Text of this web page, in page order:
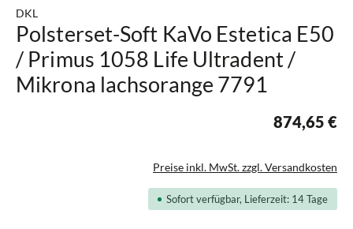
DKL
Polsterset-Soft KaVo Estetica E50
/ Primus 1058 Life Ultradent /
Mikrona lachsorange 7791
874,65 €
Preise inkl. MwSt. zzgl. Versandkosten
Sofort verfügbar, Lieferzeit: 14 Tage